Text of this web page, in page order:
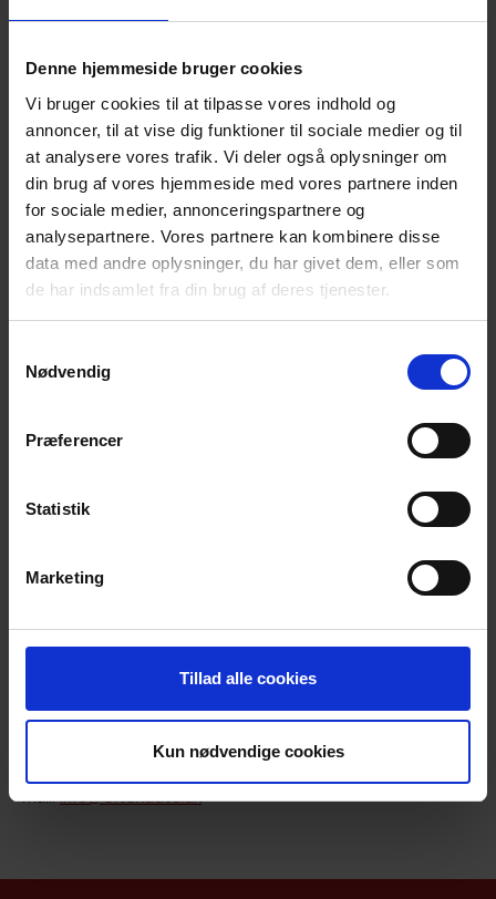
Denne hjemmeside bruger cookies
Vi bruger cookies til at tilpasse vores indhold og
annoncer, til at vise dig funktioner til sociale medier og til
at analysere vores trafik. Vi deler også oplysninger om
din brug af vores hjemmeside med vores partnere inden
for sociale medier, annonceringspartnere og
analysepartnere. Vores partnere kan kombinere disse
data med andre oplysninger, du har givet dem, eller som
de har indsamlet fra din brug af deres tjenester.
Nødvendig
Præferencer
Statistik
Marketing
Tillad alle cookies
Kun nødvendige cookies
Hvordan lever man med sorgen efter et selvmord?
Landsforeningen for efterladte efter selvmord vil sætte
fokus på de efterladte og på foreningens arbejde.
Tirsdag d. 25. april 2023, kl. 19.00 – 21.30i
Frivillighuset Vindrosen, Exnersgade 4, 6700 Esbjerg.
Vi sørger med hele vores krop og eksistens
Oplæg v. Mai-Britt Guldin, der er
ved selvmord, og hvordan sorg i mange
år blev regnet for en følelsesmæssig
reaktion, som forløb i faser, og hvor
sorgen skulle bearbejdes ud fra en
Opslaget
Deltagelse er gratis – men kræver tilmelding.
Tilmelding senest 23. april kl. 18.00 via
eller til Ellen Bæk
mail:info@efterladte.dk